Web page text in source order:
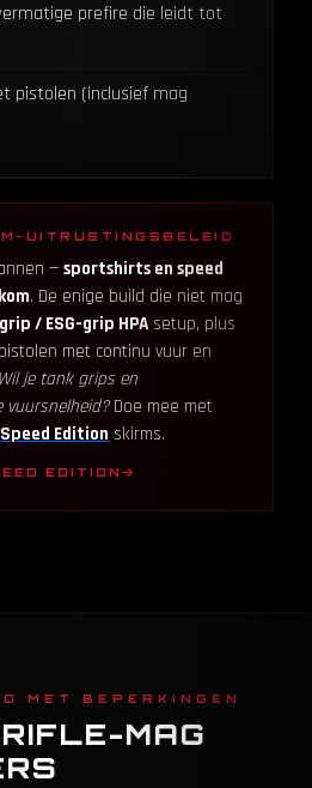
prefire die leidt tot
pistolen (inclusief mag
UITRUSTINGSBELEID
— sportshirts en speed
. De enige build die niet mag
/ ESG-grip HPA setup, plus
met continu vuur en
Wil je tank grips en
vuursnelheid?Doe mee met
Speed Edition skirms.
EDITION
MET BEPERKINGEN
MAG